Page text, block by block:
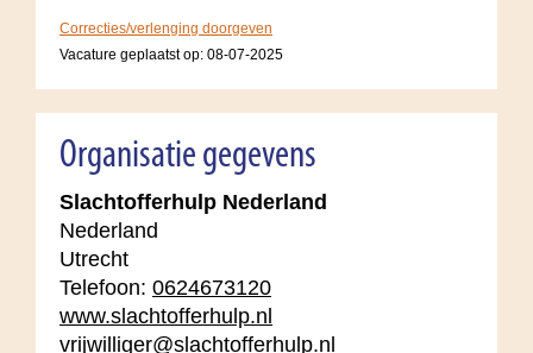
Correcties/verlenging doorgeven
Vacature geplaatst op: 08-07-2025
Organisatie gegevens
Slachtofferhulp Nederland
Nederland
Utrecht
Telefoon: 0624673120
www.slachtofferhulp.nl
vrijwilliger@slachtofferhulp.nl